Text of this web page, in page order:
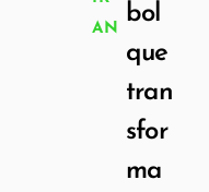
AN
bol
que
tran
sfor
ma